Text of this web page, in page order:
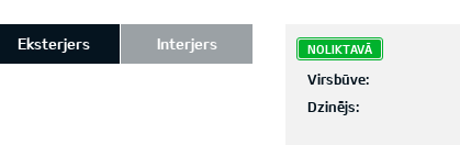
Eksterjers Interjers NOLIKTAVĀ
Virsbūve:
Dzinējs: